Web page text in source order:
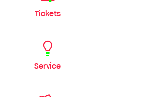
Tickets
Service